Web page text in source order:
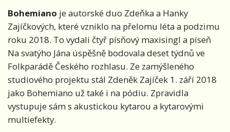
Bohemiano je autorské duo Zdeňka a Hanky
Zajíčkových, které vzniklo na přelomu léta a podzimu
roku 2018. To vydali čtyř písňový maxisingl a píseň
Na svatýho Jána úspěšně bodovala deset týdnů ve
Folkparádě Českého rozhlasu. Ze zamýšleného
studiového projektu stál Zdeněk Zajíček 1. září 2018
jako Bohemiano už také i na pódiu. Zpravidla
vystupuje sám s akustickou kytarou a kytarovými
multiefekty.